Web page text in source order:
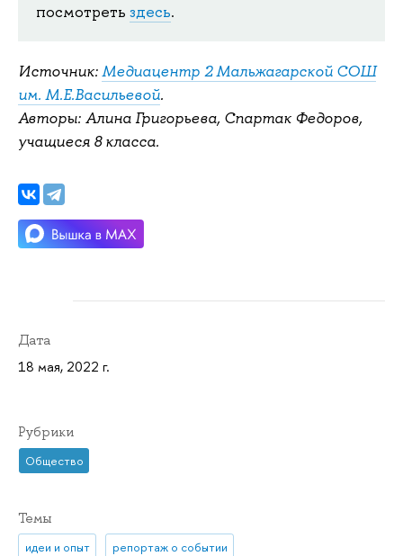
посмотреть здесь.
Источник:Медиацентр 2 Мальжагарской СОШ
им. М.Е.Васильевой.
Авторы: Алина Григорьева, Спартак Федоров,
учащиеся 8 класса.
Дата
18 мая, 2022 г.
Рубрики
Общество
Темы
идеи и опыт репортаж о событии